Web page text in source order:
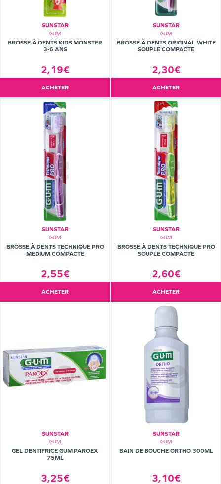
SUNSTAR
GUM
BROSSE À DENTS KIDS MONSTER
3-6 ANS
2,19€
ACHETER
SUNSTAR
GUM
BROSSE À DENTS ORIGINAL WHITE
SOUPLE COMPACTE
2,30€
ACHETER
SUNSTAR
GUM
BROSSE À DENTS TECHNIQUE PRO
MEDIUM COMPACTE
2,55€
ACHETER
SUNSTAR
GUM
BROSSE À DENTS TECHNIQUE PRO
SOUPLE COMPACTE
2,60€
ACHETER
SUNSTAR
GUM
GEL DENTIFRICE GUM PAROEX
75ML
3,25€
SUNSTAR
GUM
BAIN DE BOUCHE ORTHO 300ML
3,10€